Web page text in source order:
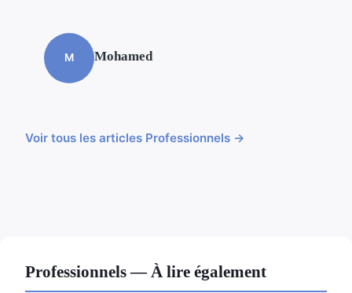
M Mohamed
Voir tous les articles Professionnels →
Professionnels — À lire également